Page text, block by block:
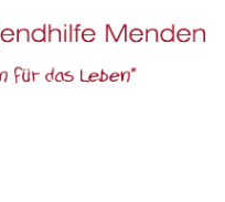
Menden